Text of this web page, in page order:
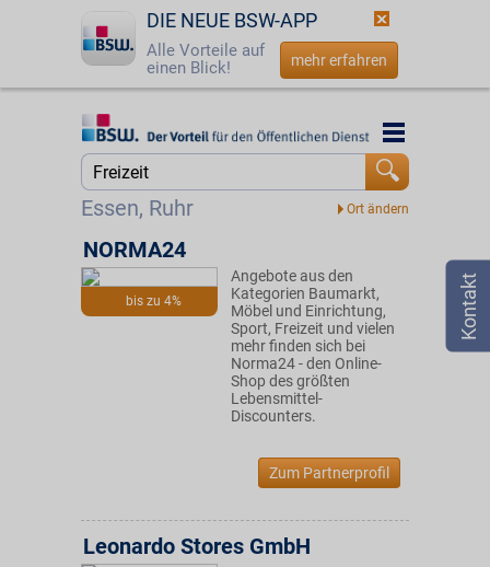
DIE NEUE BSW-APP
Alle Vorteile auf
einen Blick!
mehr erfahren
Startseite
☎ 0800 - 279 25 82
Essen, Ruhr
Startseite
bis zu 4%
NORMA24
Angebote aus den
Kategorien Baumarkt,
Möbel und Einrichtung,
Sport, Freizeit und vielen
mehr finden sich bei
Norma24 - den Online-
Shop des größten
Lebensmittel-
Discounters.
Zum Partnerprofil
Leonardo Stores GmbH